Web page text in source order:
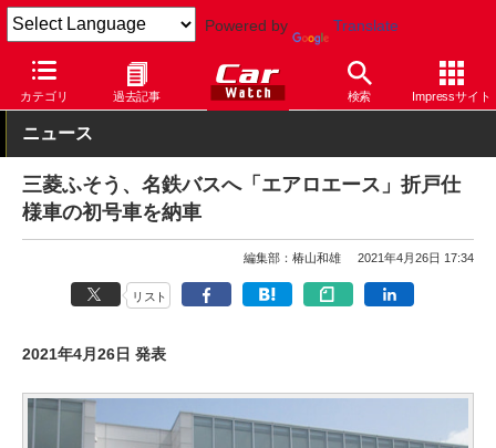
Powered by Translate
カテゴリ 過去記事 検索 Impressサイト
Car Watch 自動車 三菱ふそう バス
ニュース
三菱ふそう、名鉄バスへ「エアロエース」折戸仕
様車の初号車を納車
編集部：椿山和雄 2021年4月26日 17:34
リスト
2021年4月26日 発表